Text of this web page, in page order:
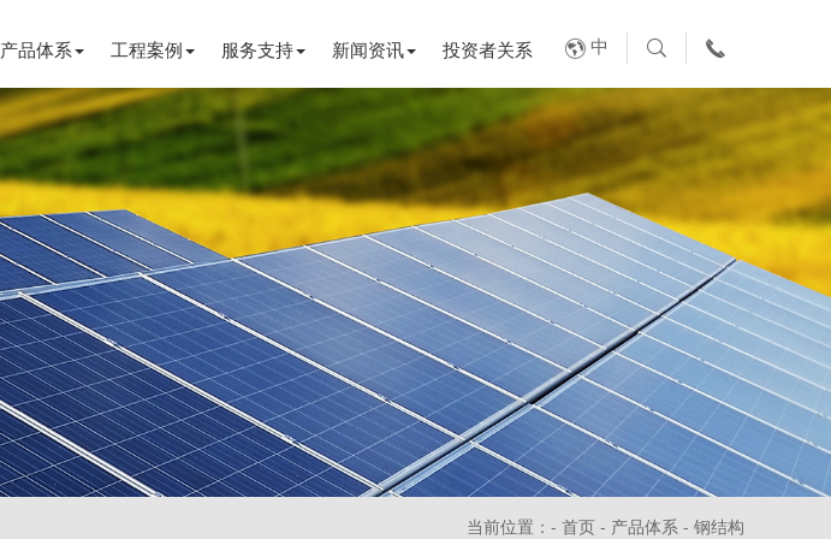
产品体系 工程案例 服务支持 新闻资讯 投资者关系 中
当前位置：- 首页 - 产品体系 - 钢结构